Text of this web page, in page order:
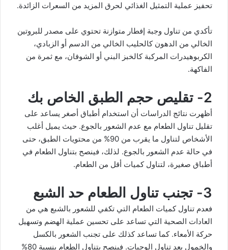
تحفيز عملية التمثيل الغذائي لحرق المزيد من السعرات الزائدة.
تأكدي من تناول وجبة إفطار متوازنة تحتوي على مصدر للبروتين
الخالي من الدهون كالحليب الخالي من الدسم أو الزبادي،
الكربوهيدرات المركبة كالخبز البني أو الشوفان، مع ثمرة من
الفاكهة.
2- تقليص حجم الطبق الخاص بك
أظهرت نتائج الدراسات أن استخدام أطباق أصغر يساعد على
تقليل تناول الطعام مع عدم الشعور بالجوع. حيث يميل أغلب
الأشخاص لتناول ما يقرب من 90% من محتويات الطبق، حتى
في حالة عدم الشعور بالجوع. لذلك، فينصح بتناول الطعام في
أطباق صغيرة، لتناول كميات أقل من الطعام.
3- تجنب تناول الطعام حد الشبع
فعدم تناول كميات الطعام التي تكفي للشعور بالشبع هي من
العادات الصحية التي تساعد على تحسين عملية الهضم وتسهيل
حركة الأمعاء. كما تساعد كذلك على تجنب الشعور بالكسل
والخمول بعد تناول الوجبات. فينصح بتناول الطعام بنسبة 80%